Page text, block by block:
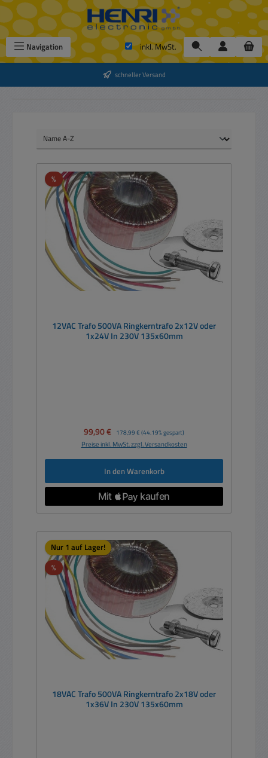
Zum Hauptinhalt springen
Navigation inkl. MwSt.
schneller Versand
%Rabatt
12VAC Trafo 500VA Ringkerntrafo 2x12V oder
1x24V In 230V 135x60mm
Verkaufspreis:
99,90 € Regulärer Preis:
178,99 € (44.19% gespart)
Preise inkl. MwSt. zzgl. Versandkosten
In den Warenkorb
Nur 1 auf Lager!
%Rabatt
18VAC Trafo 500VA Ringkerntrafo 2x18V oder
1x36V In 230V 135x60mm